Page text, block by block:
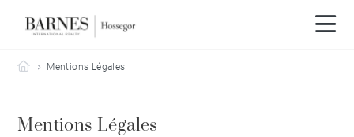
Barnes Hossegor
Mentions Légales
Mentions Légales